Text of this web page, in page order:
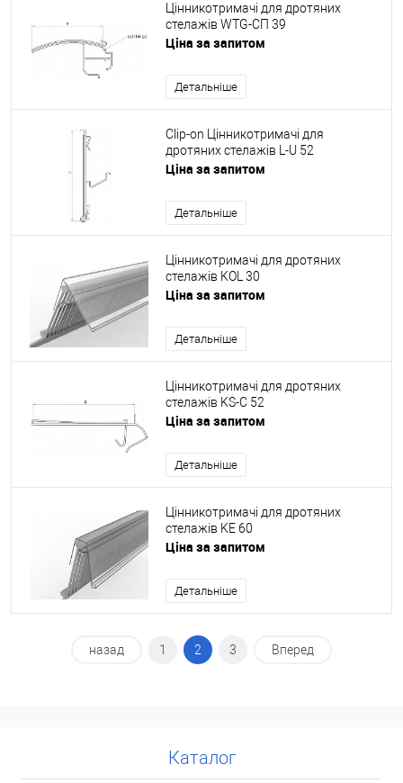
Цінникотримачі для дротяних
стелажів WTG-СП 39
Ціна за запитом
Детальніше
Clip-on Цінникотримачі для
дротяних стелажів L-U 52
Ціна за запитом
Детальніше
Цінникотримачі для дротяних
стелажів KOL 30
Ціна за запитом
Детальніше
Цінникотримачі для дротяних
стелажів KS-C 52
Ціна за запитом
Детальніше
Цінникотримачі для дротяних
стелажів KE 60
Ціна за запитом
Детальніше
назад 1 2 3 Вперед
Каталог